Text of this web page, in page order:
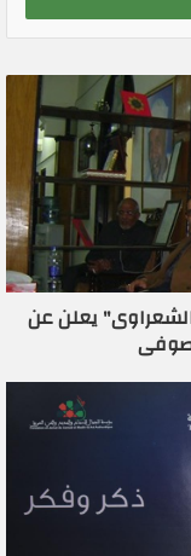
يعلن عن